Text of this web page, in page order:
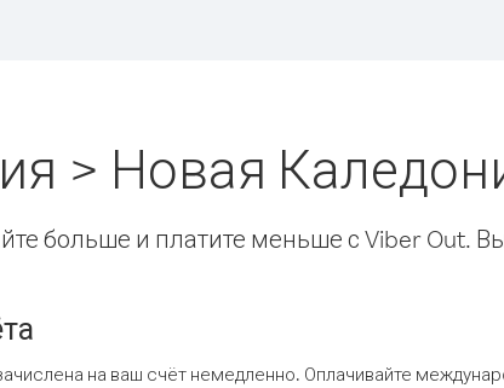
> Новая
больше и платите меньше с Viber Out.
на ваш счёт немедленно. Оплачивайте